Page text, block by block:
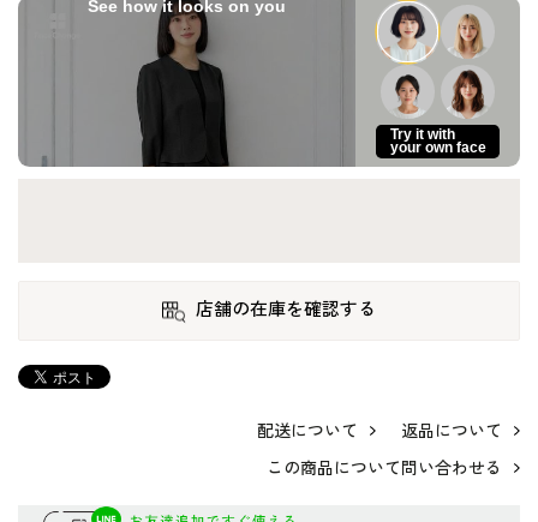
See how it looks on you
Try it with
your own face
店舗の在庫を確認する
配送について
返品について
この商品について問い合わせる